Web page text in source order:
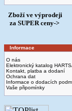
Zboží ve výprodeji
­ za SUPER ceny->
Informace
O nás
Elektronický katalog
Kontakt, platba a dodaní
Ochrana dat
Informace o dodacích
Vaše připomínky